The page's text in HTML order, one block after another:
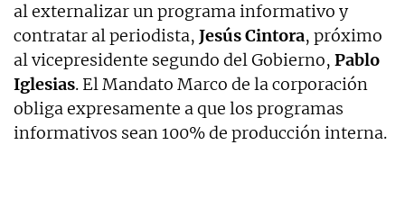
al externalizar un programa informativo y
contratar al periodista, Jesús Cintora, próximo
al vicepresidente segundo del Gobierno, Pablo
Iglesias. El Mandato Marco de la corporación
obliga expresamente a que los programas
informativos sean 100% de producción interna.